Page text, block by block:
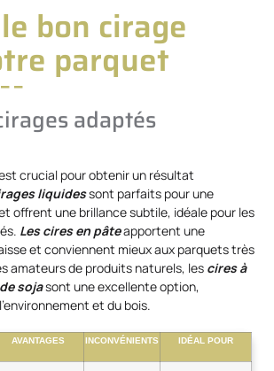
bon cirage
parquet
adaptés
crucial pour obtenir un résultat
liquidessont parfaits pour une
offrent une brillance subtile, idéale pour les
Les cires en pâteapportent une
et conviennent mieux aux parquets très
amateurs de produits naturels, les cires à
sojasont une excellente option,
et du bois.
AVANTAGES INCONVÉNIENTS IDÉAL POUR